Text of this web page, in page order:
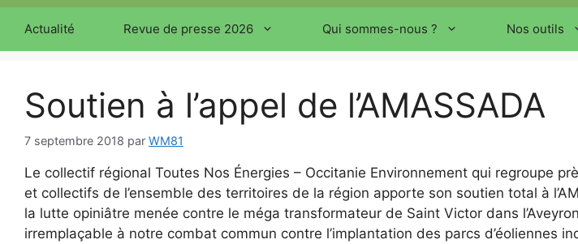
Actualité Revue de presse 2026 Qui sommes-nous ? Nos outils
Soutien à l’appel de l’AMASSADA
7 septembre 2018 par WM81
Le collectif régional Toutes Nos Énergies – Occitanie Environnement qui regroupe
et collectifs de l’ensemble des territoires de la région apporte son soutien total à
la lutte opiniâtre menée contre le méga transformateur de Saint Victor dans
irremplaçable à notre combat commun contre l’implantation des parcs d’éoliennes